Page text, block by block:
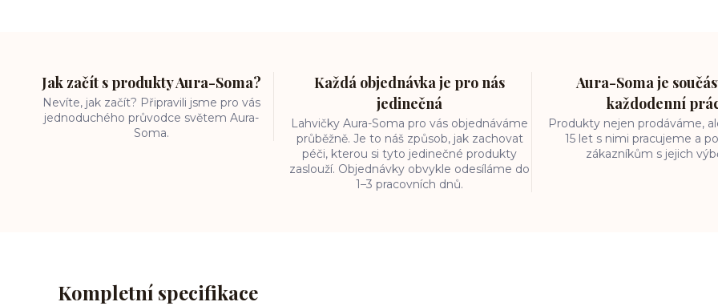
Jak začít s produkty Aura-Soma?
Nevíte, jak začít? Připravili jsme pro vás
jednoduchého průvodce světem Aura-
Soma.
Každá objednávka je pro nás
jedinečná
Lahvičky Aura-Soma pro vás objednáváme
průběžně. Je to náš způsob, jak zachovat
péči, kterou si tyto jedinečné produkty
zaslouží. Objednávky obvykle odesíláme do
1–3 pracovních dnů.
Aura-Soma je
každodenní
Produkty nejen prodáváme,
15 let s nimi pracujeme a
zákazníkům s jejich
Kompletní specifikace